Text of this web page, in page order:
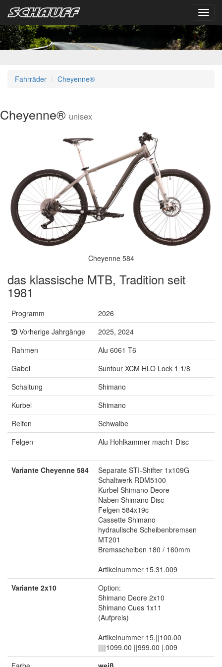
Fahrräder Cheyenne®
Cheyenne® unisex
Cheyenne 584
das klassische MTB, Tradition seit
1981
Programm
2026
Vorherige Jahrgänge
2025, 2024
Rahmen
Alu 6061 T6
Gabel
Suntour XCM HLO Lock 1 1/8
Schaltung
Shimano
Kurbel
Shimano
Reifen
Schwalbe
Felgen
Alu Hohlkammer mach1 Disc
Variante Cheyenne 584
Separate STI-Shifter 1x109G
Schaltwerk RDM5100
Kurbel Shimano Deore
Naben Shimano Disc
Felgen 584x19c
Cassette Shimano
hydraulische Scheibenbremsen
MT201
Bremsscheiben 180 / 160mm
Artikelnummer 15.31.009
Variante 2x10
Option:
Shimano Deore 2x10
Shimano Cues 1x11
(Aufpreis)
Artikelnummer 15.||100.00
||||1099.00 ||999.00 |.009